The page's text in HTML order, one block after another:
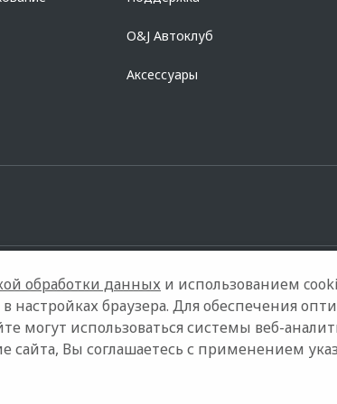
O&J Автоклуб
Аксессуары
Контакты Правовая информация
обработки данных и использованием
браузера. Для обеспечения
могут использоваться системы веб-
сайта, Вы соглашаетесь с применением